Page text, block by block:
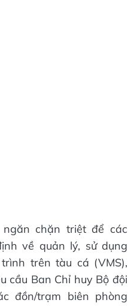
chặn triệt để các
về quản lý, sử dụng
trên tàu cá (VMS),
cầu Ban Chỉ huy Bộ đội
đồn/trạm biên phòng